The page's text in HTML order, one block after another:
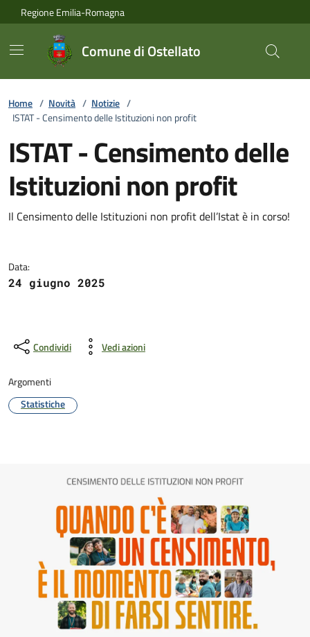
Vai ai contenuti
Vai al footer
Regione Emilia-Romagna
Comune di Ostellato
Home / Novità / Notizie /
ISTAT - Censimento delle Istituzioni non profit
ISTAT - Censimento delle
Istituzioni non profit
Dettagli della notizia
Il Censimento delle Istituzioni non profit dell’Istat è in corso!
Data:
24 giugno 2025
Condividi Vedi azioni
Argomenti
Statistiche